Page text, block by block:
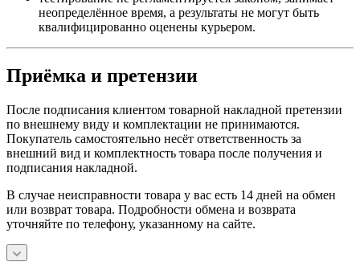
неопределённое время, а результаты не могут быть
квалифицированно оценены курьером.
Приёмка и претензии
После подписания клиентом товарной накладной претензии
по внешнему виду и комплектации не принимаются.
Покупатель самостоятельно несёт ответственность за
внешний вид и комплектность товара после получения и
подписания накладной.
В случае неисправности товара у вас есть 14 дней на обмен
или возврат товара. Подробности обмена и возврата
уточняйте по телефону, указанному на сайте.